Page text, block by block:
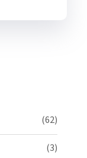
(62)
(3)